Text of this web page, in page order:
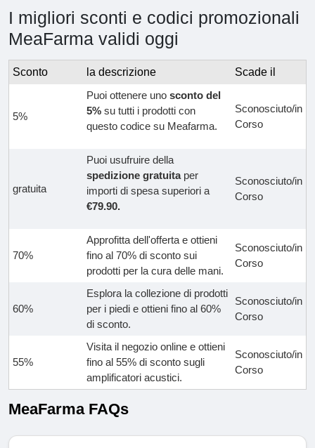
I migliori sconti e codici promozionali
MeaFarma validi oggi
Sconto la descrizione Scade il
5%
Puoi ottenere uno sconto del
5% su tutti i prodotti con
questo codice su Meafarma.
Sconosciuto/in
Corso
gratuita
Puoi usufruire della
spedizione gratuitaper
importi di spesa superiori a
€79.90.
Sconosciuto/in
Corso
70%
Approfitta dell'offerta e ottieni
fino al 70% di sconto sui
prodotti per la cura delle mani.
Sconosciuto/in
Corso
60%
Esplora la collezione di prodotti
per i piedi e ottieni fino al 60%
di sconto.
Sconosciuto/in
Corso
55%
Visita il negozio online e ottieni
fino al 55% di sconto sugli
amplificatori acustici.
Sconosciuto/in
Corso
MeaFarma FAQs